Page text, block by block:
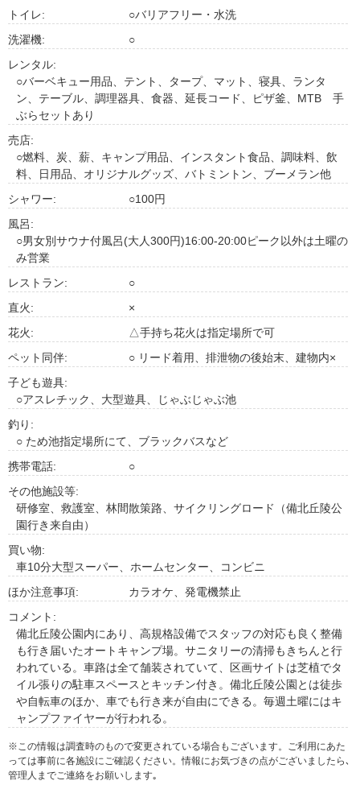
トイレ:
○バリアフリー・水洗
洗濯機:
○
レンタル:
○バーベキュー用品、テント、タープ、マット、寝具、ランタ
ン、テーブル、調理器具、食器、延長コード、ピザ釜、MTB 手
ぶらセットあり
売店:
○燃料、炭、薪、キャンプ用品、インスタント食品、調味料、飲
料、日用品、オリジナルグッズ、バトミントン、ブーメラン他
シャワー:
○100円
風呂:
○男女別サウナ付風呂(大人300円)16:00-20:00ピーク以外は土曜の
み営業
レストラン:
○
直火:
×
花火:
△手持ち花火は指定場所で可
ペット同伴:
○ リード着用、排泄物の後始末、建物内×
子ども遊具:
○アスレチック、大型遊具、じゃぶじゃぶ池
釣り:
○ ため池指定場所にて、ブラックバスなど
携帯電話:
○
その他施設等:
研修室、救護室、林間散策路、サイクリングロード（備北丘陵公
園行き来自由）
買い物:
車10分大型スーパー、ホームセンター、コンビニ
ほか注意事項:
カラオケ、発電機禁止
コメント:
備北丘陵公園内にあり、高規格設備でスタッフの対応も良く整備
も行き届いたオートキャンプ場。サニタリーの清掃もきちんと行
われている。車路は全て舗装されていて、区画サイトは芝植でタ
イル張りの駐車スペースとキッチン付き。備北丘陵公園とは徒歩
や自転車のほか、車でも行き来が自由にできる。毎週土曜にはキ
ャンプファイヤーが行われる。
※この情報は調査時のもので変更されている場合もございます。ご利用にあた
っては事前に各施設にご確認ください。情報にお気づきの点がございましたら､
管理人までご連絡をお願いします｡